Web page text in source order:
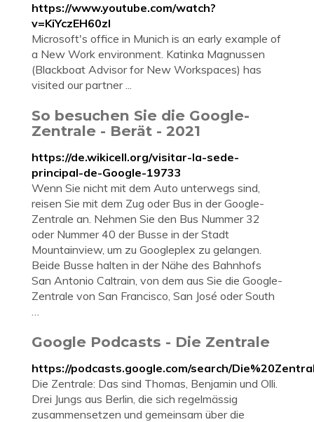
https://www.youtube.com/watch?
v=KiYczEH60zI
Microsoft's office in Munich is an early example of
a New Work environment. Katinka Magnussen
(Blackboat Advisor for New Workspaces) has
visited our partner ...
So besuchen Sie die Google-
Zentrale - Berät - 2021
https://de.wikicell.org/visitar-la-sede-
principal-de-Google-19733
Wenn Sie nicht mit dem Auto unterwegs sind,
reisen Sie mit dem Zug oder Bus in der Google-
Zentrale an. Nehmen Sie den Bus Nummer 32
oder Nummer 40 der Busse in der Stadt
Mountainview, um zu Googleplex zu gelangen.
Beide Busse halten in der Nähe des Bahnhofs
San Antonio Caltrain, von dem aus Sie die Google-
Zentrale von San Francisco, San José oder South
…
Google Podcasts - Die Zentrale
https://podcasts.google.com/search/
Die Zentrale: Das sind Thomas, Benjamin und Olli.
Drei Jungs aus Berlin, die sich regelmässig
zusammensetzen und gemeinsam über die